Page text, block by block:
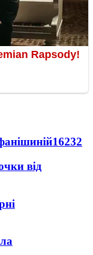
16232
від